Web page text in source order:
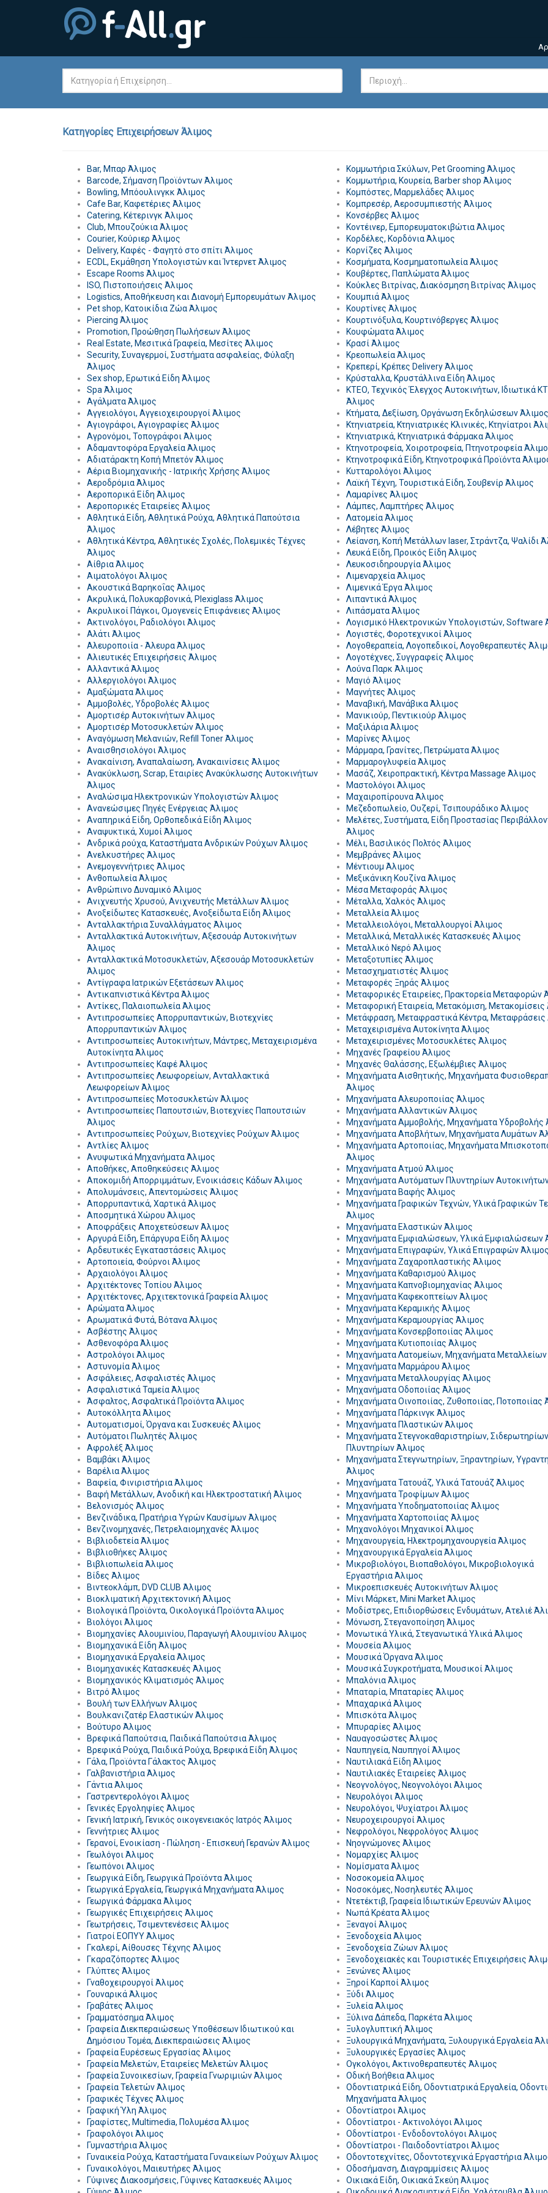
Κατηγορίες Επιχειρήσεων Άλιμος
Bar, Μπαρ Άλιμος
Barcode, Σήμανση Προϊόντων Άλιμος
Bowling, Μπόουλινγκκ Άλιμος
Cafe Bar, Καφετέριες Άλιμος
Catering, Κέτερινγκ Άλιμος
Club, Μπουζούκια Άλιμος
Courier, Κούριερ Άλιμος
Delivery, Καφές - Φαγητό στο σπίτι Άλιμος
ECDL, Εκμάθηση Υπολογιστών και Ίντερνετ Άλιμος
Escape Rooms Άλιμος
ISO, Πιστοποιήσεις Άλιμος
Logistics, Αποθήκευση και Διανομή Εμπορευμάτων Άλιμος
Pet shop, Κατοικίδια Ζώα Άλιμος
Piercing Άλιμος
Promotion, Προώθηση Πωλήσεων Άλιμος
Real Estate, Μεσιτικά Γραφεία, Μεσίτες Άλιμος
Security, Συναγερμοί, Συστήματα ασφαλείας, Φύλαξη
Άλιμος
Sex shop, Ερωτικά Είδη Άλιμος
Spa Άλιμος
Αγάλματα Άλιμος
Αγγειολόγοι, Αγγειοχειρουργοί Άλιμος
Αγιογράφοι, Αγιογραφίες Άλιμος
Αγρονόμοι, Τοπογράφοι Άλιμος
Αδαμαντοφόρα Εργαλεία Άλιμος
Αδιατάρακτη Κοπή Μπετόν Άλιμος
Αέρια Βιομηχανικής - Ιατρικής Χρήσης Άλιμος
Αεροδρόμια Άλιμος
Αεροπορικά Είδη Άλιμος
Αεροπορικές Εταιρείες Άλιμος
Αθλητικά Είδη, Αθλητικά Ρούχα, Αθλητικά Παπούτσια
Άλιμος
Αθλητικά Κέντρα, Αθλητικές Σχολές, Πολεμικές Τέχνες
Άλιμος
Αίθρια Άλιμος
Αιματολόγοι Άλιμος
Ακουστικά Βαρηκοΐας Άλιμος
Ακρυλικά, Πολυκαρβονικά, Plexiglass Άλιμος
Ακρυλικοί Πάγκοι, Ομογενείς Επιφάνειες Άλιμος
Ακτινολόγοι, Ραδιολόγοι Άλιμος
Αλάτι Άλιμος
Αλευροποιία - Άλευρα Άλιμος
Αλιευτικές Επιχειρήσεις Άλιμος
Αλλαντικά Άλιμος
Αλλεργιολόγοι Άλιμος
Αμαξώματα Άλιμος
Αμμοβολές, Υδροβολές Άλιμος
Αμορτισέρ Αυτοκινήτων Άλιμος
Αμορτισέρ Μοτοσυκλετών Άλιμος
Αναγόμωση Μελανιών, Refill Toner Άλιμος
Αναισθησιολόγοι Άλιμος
Ανακαίνιση, Αναπαλαίωση, Ανακαινίσεις Άλιμος
Ανακύκλωση, Scrap, Εταιρίες Ανακύκλωσης Αυτοκινήτων
Άλιμος
Αναλώσιμα Ηλεκτρονικών Υπολογιστών Άλιμος
Ανανεώσιμες Πηγές Ενέργειας Άλιμος
Αναπηρικά Είδη, Ορθοπεδικά Είδη Άλιμος
Αναψυκτικά, Χυμοί Άλιμος
Ανδρικά ρούχα, Καταστήματα Ανδρικών Ρούχων Άλιμος
Ανελκυστήρες Άλιμος
Ανεμογεννήτριες Άλιμος
Ανθοπωλεία Άλιμος
Ανθρώπινο Δυναμικό Άλιμος
Ανιχνευτής Χρυσού, Ανιχνευτής Μετάλλων Άλιμος
Ανοξείδωτες Κατασκευές, Ανοξείδωτα Είδη Άλιμος
Ανταλλακτήρια Συναλλάγματος Άλιμος
Ανταλλακτικά Αυτοκινήτων, Αξεσουάρ Αυτοκινήτων
Άλιμος
Ανταλλακτικά Μοτοσυκλετών, Αξεσουάρ Μοτοσυκλετών
Άλιμος
Αντίγραφα Ιατρικών Εξετάσεων Άλιμος
Αντικαπνιστικά Κέντρα Άλιμος
Αντίκες, Παλαιοπωλεία Άλιμος
Αντιπροσωπείες Απορρυπαντικών, Βιοτεχνίες
Απορρυπαντικών Άλιμος
Αντιπροσωπείες Αυτοκινήτων, Μάντρες, Μεταχειρισμένα
Αυτοκίνητα Άλιμος
Αντιπροσωπείες Καφέ Άλιμος
Αντιπροσωπείες Λεωφορείων, Ανταλλακτικά
Λεωφορείων Άλιμος
Αντιπροσωπείες Μοτοσυκλετών Άλιμος
Αντιπροσωπείες Παπουτσιών, Βιοτεχνίες Παπουτσιών
Άλιμος
Αντιπροσωπείες Ρούχων, Βιοτεχνίες Ρούχων Άλιμος
Αντλίες Άλιμος
Ανυψωτικά Μηχανήματα Άλιμος
Αποθήκες, Αποθηκεύσεις Άλιμος
Αποκομιδή Απορριμμάτων, Ενοικιάσεις Κάδων Άλιμος
Απολυμάνσεις, Απεντομώσεις Άλιμος
Απορρυπαντικά, Χαρτικά Άλιμος
Αποσμητικά Χώρου Άλιμος
Αποφράξεις Αποχετεύσεων Άλιμος
Αργυρά Είδη, Επάργυρα Είδη Άλιμος
Αρδευτικές Εγκαταστάσεις Άλιμος
Αρτοποιεία, Φούρνοι Άλιμος
Αρχαιολόγοι Άλιμος
Αρχιτέκτονες Τοπίου Άλιμος
Αρχιτέκτονες, Αρχιτεκτονικά Γραφεία Άλιμος
Αρώματα Άλιμος
Αρωματικά Φυτά, Βότανα Άλιμος
Ασβέστης Άλιμος
Ασθενοφόρα Άλιμος
Αστρολόγοι Άλιμος
Αστυνομία Άλιμος
Ασφάλειες, Ασφαλιστές Άλιμος
Ασφαλιστικά Ταμεία Άλιμος
Άσφαλτος, Ασφαλτικά Προϊόντα Άλιμος
Αυτοκόλλητα Άλιμος
Αυτοματισμοί, Όργανα και Συσκευές Άλιμος
Αυτόματοι Πωλητές Άλιμος
Αφρολέξ Άλιμος
Βαμβάκι Άλιμος
Βαρέλια Άλιμος
Βαφεία, Φινιριστήρια Άλιμος
Βαφή Μετάλλων, Ανοδική και Ηλεκτροστατική Άλιμος
Βελονισμός Άλιμος
Βενζινάδικα, Πρατήρια Υγρών Καυσίμων Άλιμος
Βενζινομηχανές, Πετρελαιομηχανές Άλιμος
Βιβλιοδετεία Άλιμος
Βιβλιοθήκες Άλιμος
Βιβλιοπωλεία Άλιμος
Βίδες Άλιμος
Βιντεοκλάμπ, DVD CLUB Άλιμος
Βιοκλιματική Αρχιτεκτονική Άλιμος
Βιολογικά Προϊόντα, Οικολογικά Προϊόντα Άλιμος
Βιολόγοι Άλιμος
Βιομηχανίες Αλουμινίου, Παραγωγή Αλουμινίου Άλιμος
Βιομηχανικά Είδη Άλιμος
Βιομηχανικά Εργαλεία Άλιμος
Βιομηχανικές Κατασκευές Άλιμος
Βιομηχανικός Κλιματισμός Άλιμος
Βιτρό Άλιμος
Βουλή των Ελλήνων Άλιμος
Βουλκανιζατέρ Ελαστικών Άλιμος
Βούτυρο Άλιμος
Βρεφικά Παπούτσια, Παιδικά Παπούτσια Άλιμος
Βρεφικά Ρούχα, Παιδικά Ρούχα, Βρεφικά Είδη Άλιμος
Γάλα, Προϊόντα Γάλακτος Άλιμος
Γαλβανιστήρια Άλιμος
Γάντια Άλιμος
Γαστρεντερολόγοι Άλιμος
Γενικές Εργοληψίες Άλιμος
Γενική Ιατρική, Γενικός οικογενειακός Ιατρός Άλιμος
Γεννήτριες Άλιμος
Γερανοί, Ενοικίαση - Πώληση - Επισκευή Γερανών Άλιμος
Γεωλόγοι Άλιμος
Γεωπόνοι Άλιμος
Γεωργικά Είδη, Γεωργικά Προϊόντα Άλιμος
Γεωργικά Εργαλεία, Γεωργικά Μηχανήματα Άλιμος
Γεωργικά Φάρμακα Άλιμος
Γεωργικές Επιχειρήσεις Άλιμος
Γεωτρήσεις, Τσιμεντενέσεις Άλιμος
Γιατροί ΕΟΠΥΥ Άλιμος
Γκαλερί, Αίθουσες Τέχνης Άλιμος
Γκαραζόπορτες Άλιμος
Γλύπτες Άλιμος
Γναθοχειρουργοί Άλιμος
Γουναρικά Άλιμος
Γραβάτες Άλιμος
Γραμματόσημα Άλιμος
Γραφεία Διεκπεραιώσεως Υποθέσεων Ιδιωτικού και
Δημόσιου Τομέα, Διεκπεραιώσεις Άλιμος
Γραφεία Ευρέσεως Εργασίας Άλιμος
Γραφεία Μελετών, Εταιρείες Μελετών Άλιμος
Γραφεία Συνοικεσίων, Γραφεία Γνωριμιών Άλιμος
Γραφεία Τελετών Άλιμος
Γραφικές Τέχνες Άλιμος
Γραφική Ύλη Άλιμος
Γραφίστες, Multimedia, Πολυμέσα Άλιμος
Γραφολόγοι Άλιμος
Γυμναστήρια Άλιμος
Γυναικεία Ρούχα, Καταστήματα Γυναικείων Ρούχων Άλιμος
Γυναικολόγοι, Μαιευτήρες Άλιμος
Γύψινες Διακοσμήσεις, Γύψινες Κατασκευές Άλιμος
Κομμωτήρια Σκύλων, Pet Grooming Άλιμος
Κομμωτήρια, Κουρεία, Barber shop Άλιμος
Κομπόστες, Μαρμελάδες Άλιμος
Κομπρεσέρ, Αεροσυμπιεστής Άλιμος
Κονσέρβες Άλιμος
Κοντέινερ, Εμπορευματοκιβώτια Άλιμος
Κορδέλες, Κορδόνια Άλιμος
Κορνίζες Άλιμος
Κοσμήματα, Κοσμηματοπωλεία Άλιμος
Κουβέρτες, Παπλώματα Άλιμος
Κούκλες Βιτρίνας, Διακόσμηση Βιτρίνας Άλιμος
Κουμπιά Άλιμος
Κουρτίνες Άλιμος
Κουρτινόξυλα, Κουρτινόβεργες Άλιμος
Κουφώματα Άλιμος
Κρασί Άλιμος
Κρεοπωλεία Άλιμος
Κρεπερί, Κρέπες Delivery Άλιμος
Κρύσταλλα, Κρυστάλλινα Είδη Άλιμος
ΚΤΕΟ, Τεχνικός Έλεγχος Αυτοκινήτων, Ιδιωτικά
Άλιμος
Κτήματα, Δεξίωση, Οργάνωση Εκδηλώσεων Άλιμος
Κτηνιατρεία, Κτηνιατρικές Κλινικές, Κτηνίατροι
Κτηνιατρικά, Κτηνιατρικά Φάρμακα Άλιμος
Κτηνοτροφεία, Χοιροτροφεία, Πτηνοτροφεία
Κτηνοτροφικά Είδη, Κτηνοτροφικά Προϊόντα
Κυτταρολόγοι Άλιμος
Λαϊκή Τέχνη, Τουριστικά Είδη, Σουβενίρ Άλιμος
Λαμαρίνες Άλιμος
Λάμπες, Λαμπτήρες Άλιμος
Λατομεία Άλιμος
Λέβητες Άλιμος
Λείανση, Κοπή Μετάλλων laser, Στράντζα, Ψαλίδι
Λευκά Είδη, Προικός Είδη Άλιμος
Λευκοσιδηρουργία Άλιμος
Λιμεναρχεία Άλιμος
Λιμενικά Έργα Άλιμος
Λιπαντικά Άλιμος
Λιπάσματα Άλιμος
Λογισμικό Ηλεκτρονικών Υπολογιστών, Software
Λογιστές, Φοροτεχνικοί Άλιμος
Λογοθεραπεία, Λογοπεδικοί, Λογοθεραπευτές
Λογοτέχνες, Συγγραφείς Άλιμος
Λούνα Παρκ Άλιμος
Μαγιό Άλιμος
Μαγνήτες Άλιμος
Μαναβική, Μανάβικα Άλιμος
Μανικιούρ, Πεντικιούρ Άλιμος
Μαξιλάρια Άλιμος
Μαρίνες Άλιμος
Μάρμαρα, Γρανίτες, Πετρώματα Άλιμος
Μαρμαρογλυφεία Άλιμος
Μασάζ, Χειροπρακτική, Κέντρα Massage Άλιμος
Μαστολόγοι Άλιμος
Μαχαιροπίρουνα Άλιμος
Μεζεδοπωλείο, Ουζερί, Τσιπουράδικο Άλιμος
Μελέτες, Συστήματα, Είδη Προστασίας
Άλιμος
Μέλι, Βασιλικός Πολτός Άλιμος
Μεμβράνες Άλιμος
Μέντιουμ Άλιμος
Μεξικάνικη Κουζίνα Άλιμος
Μέσα Μεταφοράς Άλιμος
Μέταλλα, Χαλκός Άλιμος
Μεταλλεία Άλιμος
Μεταλλειολόγοι, Μεταλλουργοί Άλιμος
Μεταλλικά, Μεταλλικές Κατασκευές Άλιμος
Μεταλλικό Νερό Άλιμος
Μεταξοτυπίες Άλιμος
Μετασχηματιστές Άλιμος
Μεταφορές Ξηράς Άλιμος
Μεταφορικές Εταιρείες, Πρακτορεία Μεταφορών
Μεταφορική Εταιρεία, Μετακόμιση, Μετακομίσεις
Μετάφραση, Μεταφραστικά Κέντρα, Μεταφράσεις
Μεταχειρισμένα Αυτοκίνητα Άλιμος
Μεταχειρισμένες Μοτοσυκλέτες Άλιμος
Μηχανές Γραφείου Άλιμος
Μηχανές Θαλάσσης, Εξωλέμβιες Άλιμος
Μηχανήματα Αισθητικής, Μηχανήματα
Άλιμος
Μηχανήματα Αλευροποιίας Άλιμος
Μηχανήματα Αλλαντικών Άλιμος
Μηχανήματα Αμμοβολής, Μηχανήματα Υδροβολής
Μηχανήματα Αποβλήτων, Μηχανήματα Λυμάτων
Μηχανήματα Αρτοποιίας, Μηχανήματα
Άλιμος
Μηχανήματα Ατμού Άλιμος
Μηχανήματα Αυτόματων Πλυντηρίων
Μηχανήματα Βαφής Άλιμος
Μηχανήματα Γραφικών Τεχνών, Υλικά Γραφικών
Άλιμος
Μηχανήματα Ελαστικών Άλιμος
Μηχανήματα Εμφιαλώσεων, Υλικά Εμφιαλώσεων
Μηχανήματα Επιγραφών, Υλικά Επιγραφών Άλιμος
Μηχανήματα Ζαχαροπλαστικής Άλιμος
Μηχανήματα Καθαρισμού Άλιμος
Μηχανήματα Καπνοβιομηχανίας Άλιμος
Μηχανήματα Καφεκοπτείων Άλιμος
Μηχανήματα Κεραμικής Άλιμος
Μηχανήματα Κεραμουργίας Άλιμος
Μηχανήματα Κονσερβοποιίας Άλιμος
Μηχανήματα Κυτιοποιίας Άλιμος
Μηχανήματα Λατομείων, Μηχανήματα Μεταλλείων
Μηχανήματα Μαρμάρου Άλιμος
Μηχανήματα Μεταλλουργίας Άλιμος
Μηχανήματα Οδοποιίας Άλιμος
Μηχανήματα Οινοποιίας, Ζυθοποιίας, Ποτοποιίας
Μηχανήματα Πάρκινγκ Άλιμος
Μηχανήματα Πλαστικών Άλιμος
Μηχανήματα Στεγνοκαθαριστηρίων,
Πλυντηρίων Άλιμος
Μηχανήματα Στεγνωτηρίων, Ξηραντηρίων,
Άλιμος
Μηχανήματα Τατουάζ, Υλικά Τατουάζ Άλιμος
Μηχανήματα Τροφίμων Άλιμος
Μηχανήματα Υποδηματοποιίας Άλιμος
Μηχανήματα Χαρτοποιίας Άλιμος
Μηχανολόγοι Μηχανικοί Άλιμος
Μηχανουργεία, Ηλεκτρομηχανουργεία Άλιμος
Μηχανουργικά Εργαλεία Άλιμος
Μικροβιολόγοι, Βιοπαθολόγοι, Μικροβιολογικά
Εργαστήρια Άλιμος
Μικροεπισκευές Αυτοκινήτων Άλιμος
Μίνι Μάρκετ, Mini Market Άλιμος
Μοδίστρες, Επιδιορθώσεις Ενδυμάτων, Ατελιέ
Μόνωση, Στεγανοποίηση Άλιμος
Μονωτικά Υλικά, Στεγανωτικά Υλικά Άλιμος
Μουσεία Άλιμος
Μουσικά Όργανα Άλιμος
Μουσικά Συγκροτήματα, Μουσικοί Άλιμος
Μπαλόνια Άλιμος
Μπαταρία, Μπαταρίες Άλιμος
Μπαχαρικά Άλιμος
Μπισκότα Άλιμος
Μπυραρίες Άλιμος
Ναυαγοσώστες Άλιμος
Ναυπηγεία, Ναυπηγοί Άλιμος
Ναυτιλιακά Είδη Άλιμος
Ναυτιλιακές Εταιρείες Άλιμος
Νεογνολόγος, Νεογνολόγοι Άλιμος
Νευρολόγοι Άλιμος
Νευρολόγοι, Ψυχίατροι Άλιμος
Νευροχειρουργοί Άλιμος
Νεφρολόγοι, Νεφρολόγος Άλιμος
Νηογνώμονες Άλιμος
Νομαρχίες Άλιμος
Νομίσματα Άλιμος
Νοσοκομεία Άλιμος
Νοσοκόμες, Νοσηλευτές Άλιμος
Ντετέκτιβ, Γραφεία Ιδιωτικών Ερευνών Άλιμος
Νωπά Κρέατα Άλιμος
Ξεναγοί Άλιμος
Ξενοδοχεία Άλιμος
Ξενοδοχεία Ζώων Άλιμος
Ξενοδοχειακές και Τουριστικές Επιχειρήσεις
Ξενώνες Άλιμος
Ξηροί Καρποί Άλιμος
Ξύδι Άλιμος
Ξυλεία Άλιμος
Ξύλινα Δάπεδα, Παρκέτα Άλιμος
Ξυλογλυπτική Άλιμος
Ξυλουργικά Μηχανήματα, Ξυλουργικά Εργαλεία
Ξυλουργικές Εργασίες Άλιμος
Ογκολόγοι, Ακτινοθεραπευτές Άλιμος
Οδική Βοήθεια Άλιμος
Οδοντιατρικά Είδη, Οδοντιατρικά Εργαλεία,
Μηχανήματα Άλιμος
Οδοντίατροι Άλιμος
Οδοντίατροι - Ακτινολόγοι Άλιμος
Οδοντίατροι - Ενδοδοντολόγοι Άλιμος
Οδοντίατροι - Παιδοδοντίατροι Άλιμος
Οδοντοτεχνίτες, Οδοντοτεχνικά Εργαστήρια
Οδοσήμανση, Διαγραμμίσεις Άλιμος
Οικιακά Είδη, Οικιακά Σκεύη Άλιμος